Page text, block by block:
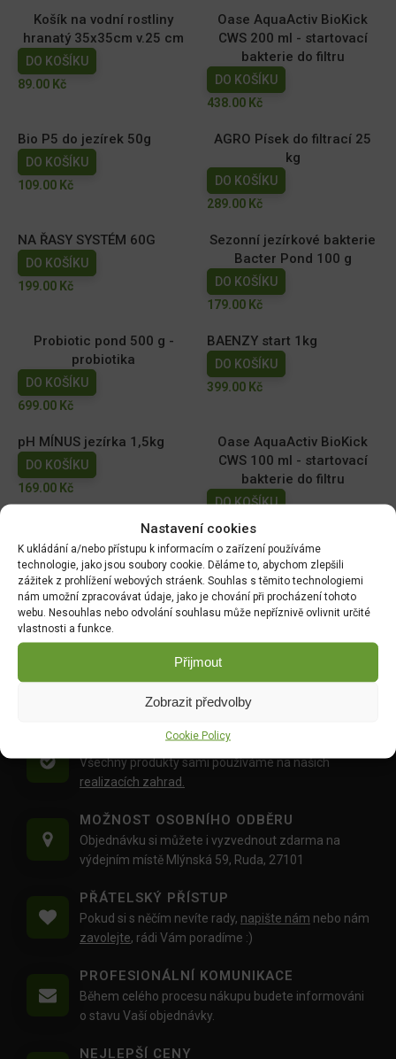
Nastavení cookies
K ukládání a/nebo přístupu k informacím o zařízení používáme
technologie, jako jsou soubory cookie. Děláme to, abychom zlepšili
zážitek z prohlížení webových stráenk. Souhlas s těmito technologiemi
nám umožní zpracovávat údaje, jako je chování při procházení tohoto
webu. Nesouhlas nebo odvolání souhlasu může nepříznivě ovlivnit určité
vlastnosti a funkce.
Přijmout
Zobrazit předvolby
Cookie Policy
Košík na vodní rostliny
hranatý 35x35cm v.25 cm
DO KOŠÍKU
89.00 Kč
Oase AquaActiv BioKick
CWS 200 ml - startovací
bakterie do filtru
DO KOŠÍKU
438.00 Kč
Bio P5 do jezírek 50g
DO KOŠÍKU
109.00 Kč
AGRO Písek do filtrací 25
kg
DO KOŠÍKU
289.00 Kč
NA ŘASY SYSTÉM 60G
DO KOŠÍKU
199.00 Kč
Sezonní jezírkové bakterie
Bacter Pond 100 g
DO KOŠÍKU
179.00 Kč
Probiotic pond 500 g -
probiotika
DO KOŠÍKU
699.00 Kč
BAENZY start 1kg
DO KOŠÍKU
399.00 Kč
pH MÍNUS jezírka 1,5kg
DO KOŠÍKU
169.00 Kč
Oase AquaActiv BioKick
CWS 100 ml - startovací
bakterie do filtru
DO KOŠÍKU
273.00Kč
DOPRAVA ZDARMA OD 1500 KČ
Doprava objednávekod 1500 Kč,kterénepřesahují
30 Kg,je zdarma.
OVĚŘENÉ PRODUKTY
Všechny produkty sami používáme na našich
realizacích zahrad.
MOŽNOST OSOBNÍHO ODBĚRU
Objednávku si můžete i vyzvednout zdarma na
výdejním místě Mlýnská 59, Ruda, 27101
PŘÁTELSKÝ PŘÍSTUP
Pokud si s něčím nevíte rady, napište nám nebo nám
zavolejte, rádi Vám poradíme :)
PROFESIONÁLNÍ KOMUNIKACE
Během celého procesu nákupu budete informováni
o stavu Vaší objednávky.
NEJLEPŠÍ CENY